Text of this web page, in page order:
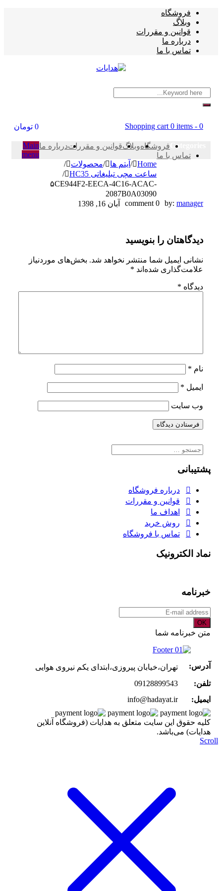
فروشگاه
وبلاگ
قوانین و مقررات
درباره ما
تماس با ما
Shopping cart 0 items تومان
فروشگاهوبلاگقوانین و مقررات درباره ما
تماس با ما
Main
menu
Home
/آیتم ها /محصولات /
ساعت مچی تبلیغاتی HC35
/
۵CE944F2-EECA-4C16-ACAC-
2087B0A03090
۵CE944F2-
4C16-
ACAC-
2087B0A03090
by:manager
0 comment آبان 16, 1398
دیدگاهتان را بنویسید
نشانی ایمیل شما منتشر نخواهد شد. بخش‌های موردنیاز
علامت‌گذاری شده‌اند*
دیدگاه*
*
ایمیل*
وب‌ سایت
جستجو
پشتیبانی
درباره فروشگاه
قوانین و مقررات
اهداف ما
روش خرید
تماس با فروشگاه
نماد الکترونیک
خبرنامه
متن خبرنامه شما
آدرس:
تهران،خیابان پیروزی،ابتدای یکم نیروی هوایی
تلفن:
09128899543
ایمیل:
info@hadayat.ir
کليه حقوق اين سايت متعلق به هدایات (فروشگاه آنلاین
هدایات) می‌باشد.